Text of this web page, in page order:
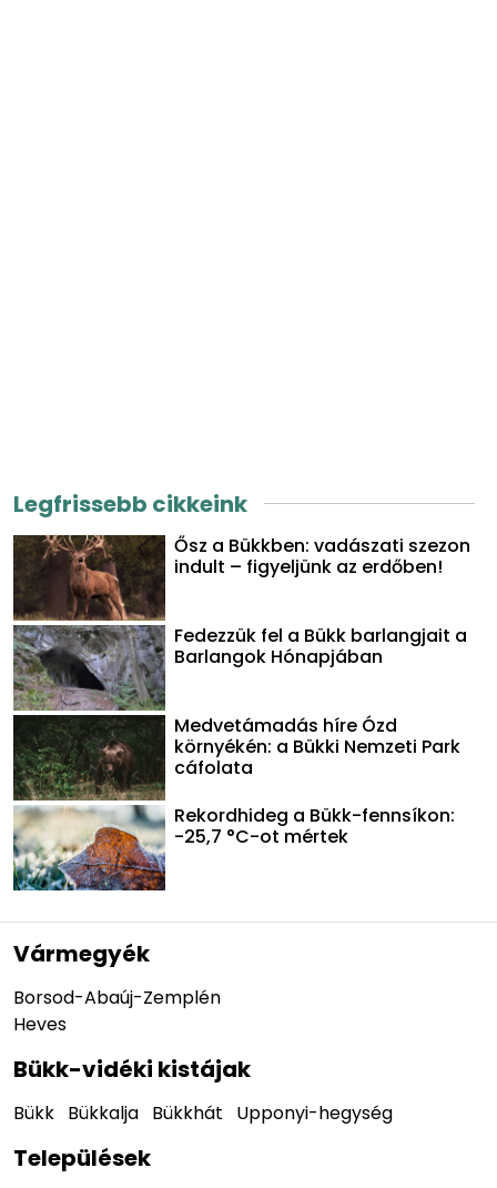
Legfrissebb cikkeink
Ősz a Bükkben: vadászati szezon
indult – figyeljünk az erdőben!
Fedezzük fel a Bükk barlangjait a
Barlangok Hónapjában
Medvetámadás híre Ózd
környékén: a Bükki Nemzeti Park
cáfolata
Rekordhideg a Bükk-fennsíkon:
-25,7 °C-ot mértek
Vármegyék
Borsod-Abaúj-Zemplén
Heves
Bükk-vidéki kistájak
Bükk Bükkalja Bükkhát Upponyi-hegység
Települések